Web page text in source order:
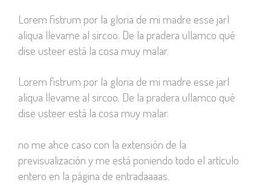
Lorem fistrum por la gloria de mi madre esse jarl
aliqua llevame al sircoo. De la pradera ullamco qué
dise usteer está la cosa muy malar.
Lorem fistrum por la gloria de mi madre esse jarl
aliqua llevame al sircoo. De la pradera ullamco qué
dise usteer está la cosa muy malar.
no me ahce caso con la extensión de la
previsualización y me está poniendo todo el artículo
entero en la página de entradaaaas.